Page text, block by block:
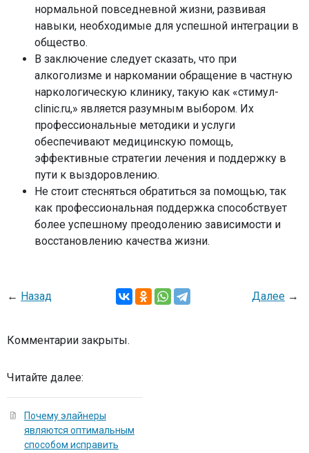
нормальной повседневной жизни, развивая
навыки, необходимые для успешной интеграции в
общество.
В заключение следует сказать, что при
алкоголизме и наркомании обращение в частную
наркологическую клинику, такую как «стимул-
clinic.ru,» является разумным выбором. Их
профессиональные методики и услуги
обеспечивают медицинскую помощь,
эффективные стратегии лечения и поддержку в
пути к выздоровлению.
Не стоит стесняться обратиться за помощью, так
как профессиональная поддержка способствует
более успешному преодолению зависимости и
восстановлению качества жизни.
← Назад Далее →
Комментарии закрыты.
Читайте далее:
Почему элайнеры
являются оптимальным
способом исправить